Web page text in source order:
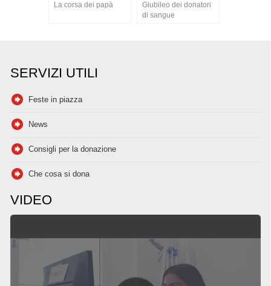
La corsa dei papà
Giubileo dei donatori
di sangue
SERVIZI UTILI
Feste in piazza
News
Consigli per la donazione
Che cosa si dona
VIDEO